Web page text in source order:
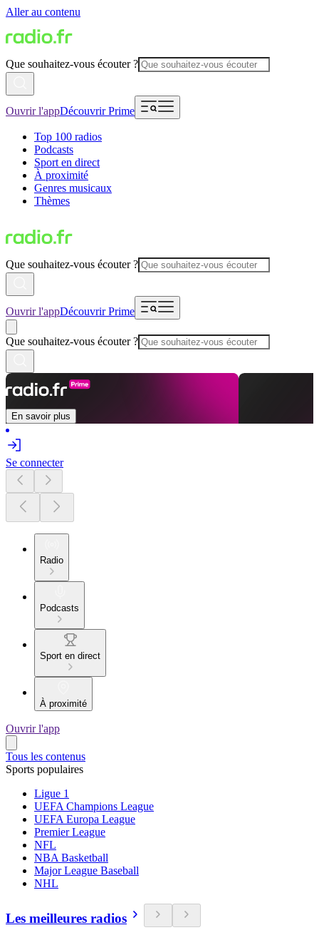
Aller au contenu
Que souhaitez-vous écouter ?
Ouvrir l'appDécouvrir Prime
Top 100 radios
Podcasts
Sport en direct
À proximité
Genres musicaux
Thèmes
Que souhaitez-vous écouter ?
Ouvrir l'appDécouvrir Prime
Que souhaitez-vous écouter ?
En savoir plus
Se connecter
Radio
Podcasts
Sport en direct
À proximité
Ouvrir l'app
Tous les contenus
Sports populaires
Ligue 1
UEFA Champions League
UEFA Europa League
Premier League
NFL
NBA Basketball
Major League Baseball
NHL
Les meilleures radios